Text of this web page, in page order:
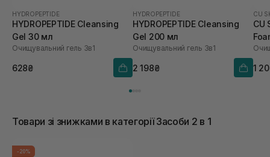
HYDROPEPTIDE
HYDROPEPTIDE Cleansing
Gel 30 мл
Очищувальний гель 3в1
628₴
HYDROPEPTIDE
HYDROPEPTIDE Cleansing
Gel 200 мл
Очищувальний гель 3в1
2 198₴
CU
CU
1
Товари зі знижками в категорії Засоби 2 в 1
-20%